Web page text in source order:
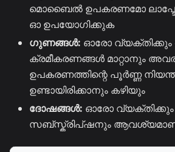
മൊബൈൽ ഉപകരണമോ
ഓ ഉപയോഗിക്കുക
ഗുണങ്ങൾ: ഓരോ വ്യക്തിക്കും
ക്രമീകരണങ്ങൾ മാറ്റാനും
ഉപകരണത്തിന്റെ പൂർണ്ണ
ഉണ്ടായിരിക്കാനും കഴിയും
ദോഷങ്ങൾ: ഓരോ
സബ്സ്ക്രിപ്ഷനും